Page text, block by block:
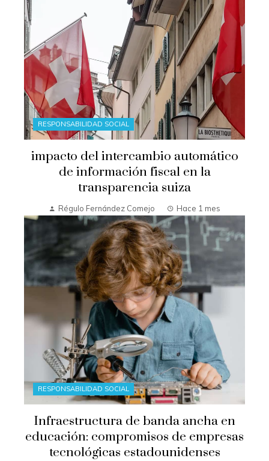
RESPONSABILIDAD SOCIAL
impacto del intercambio automático
de información fiscal en la
transparencia suiza
Régulo Fernández Comejo Hace 1 mes
RESPONSABILIDAD SOCIAL
Infraestructura de banda ancha en
educación: compromisos de empresas
tecnológicas estadounidenses